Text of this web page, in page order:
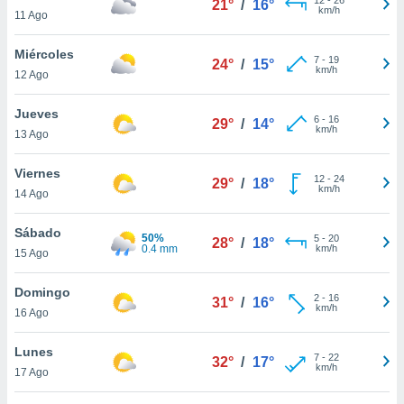
más
nuestra
y
de
disponible
cookies
aceptar
11 Ago
21° / 16°
km/h
Miércoles
12 Ago
24° / 15° 7- 19
km/h
Jueves
13 Ago
29° / 14° 6- 16
km/h
Viernes
14 Ago
29° / 18° 12- 24
km/h
Sábado
15 Ago
50%
0.4 mm
28° / 18° 5- 20
km/h
Domingo
16 Ago
31° / 16° 2- 16
km/h
Lunes
17 Ago
32° / 17° 7- 22
km/h